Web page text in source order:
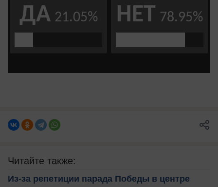
Читайте также:
Из-за репетиции парада Победы в центре